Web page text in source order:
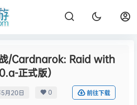
/Cardnarok: Raid with
正式版）
5月20日 0 前往下载